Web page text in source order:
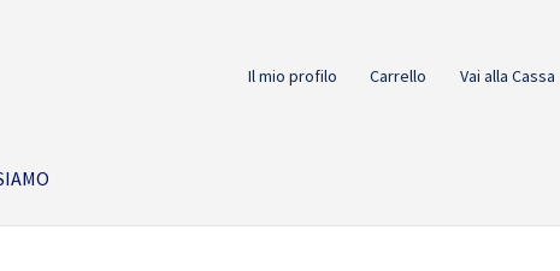
Il mio profilo Carrello Vai alla Cassa